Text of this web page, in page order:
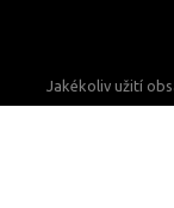
Jakékoliv užití